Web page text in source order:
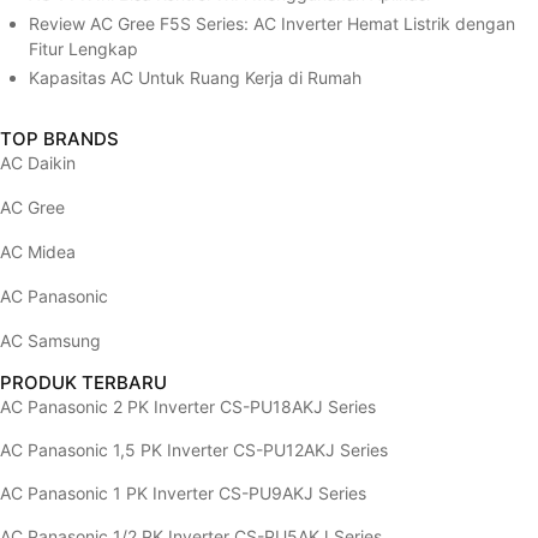
Review AC Gree F5S Series: AC Inverter Hemat Listrik dengan
Fitur Lengkap
Kapasitas AC Untuk Ruang Kerja di Rumah
TOP BRANDS
AC Daikin
AC Gree
AC Midea
AC Panasonic
AC Samsung
PRODUK TERBARU
AC Panasonic 2 PK Inverter CS-PU18AKJ Series
AC Panasonic 1,5 PK Inverter CS-PU12AKJ Series
AC Panasonic 1 PK Inverter CS-PU9AKJ Series